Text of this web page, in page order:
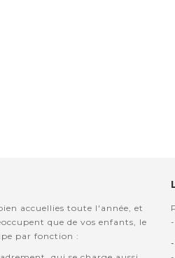
accuellies toute l'année, et
que de vos enfants, le
par fonction :